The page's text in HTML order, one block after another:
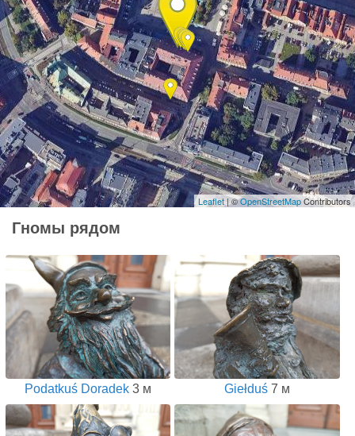
Leaflet| ©OpenStreetMapContributors
Гномы рядом
Podatkuś Doradek 3 м Giełduś7 м